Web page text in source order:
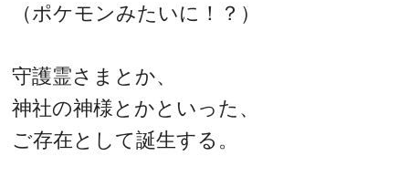
（ポケモンみたいに！？）
守護霊さまとか、
神社の神様とかといった、
ご存在として誕生する。